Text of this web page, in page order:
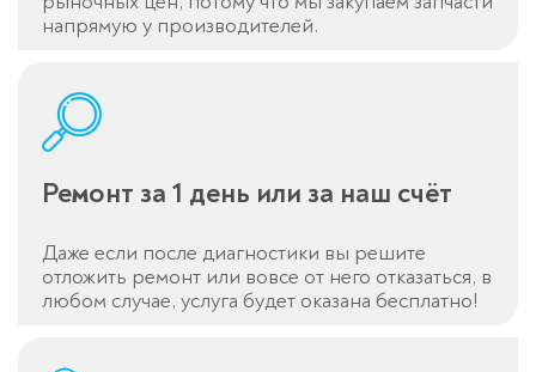
напрямую у производителей.
Ремонт за 1 день или за наш счёт
Даже если после диагностики вы решите
отложить ремонт или вовсе от него отказаться, в
любом случае, услуга будет оказана бесплатно!
перезвоним в течение 3-х минут
Спасибо!
Менеджер свяжется с вами в
течение 3-x минут.